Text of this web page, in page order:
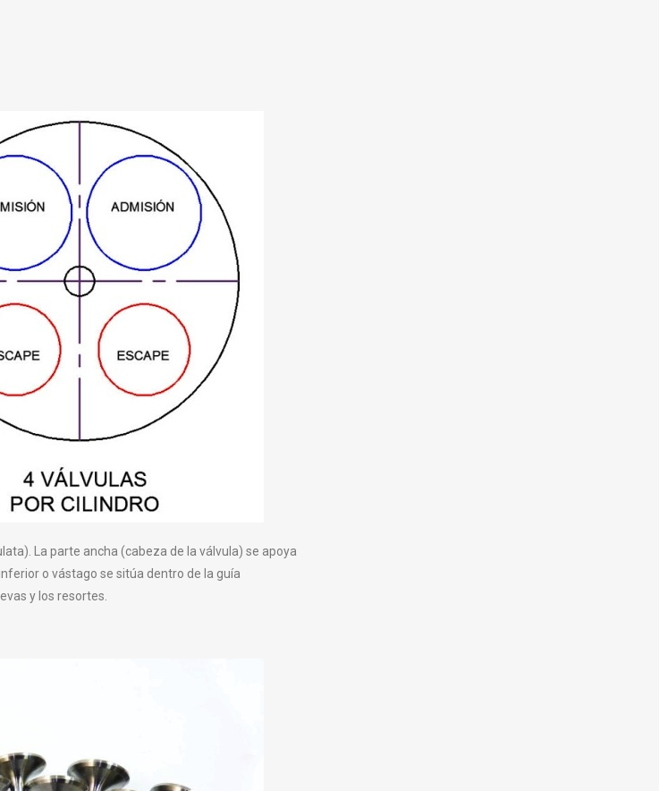
La parte ancha (cabeza de la válvula) se apoya
o vástago se sitúa dentro de la guía
y los resortes.